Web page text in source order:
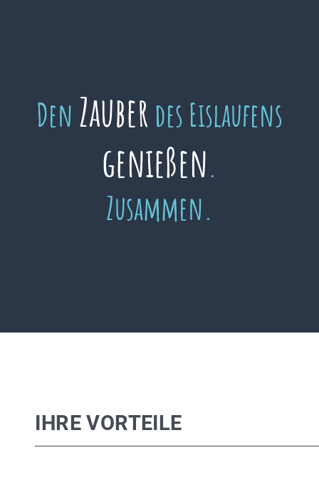
Den Zauber des Eislaufens
genießen.
Zusammen.
IHRE VORTEILE